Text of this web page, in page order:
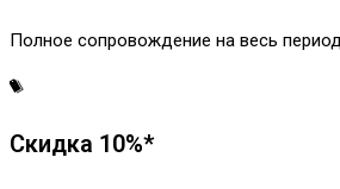
Полное сопровождение на весь
Скидка 10%*